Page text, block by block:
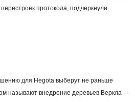
протокола, подчеркнули
для Hegota выберут не раньше
называют внедрение деревьев Веркла —